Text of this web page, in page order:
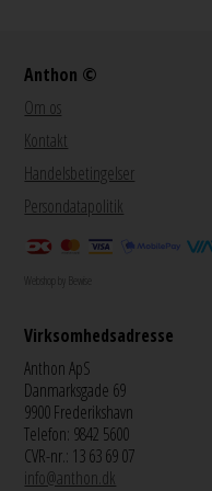
Anthon ©
Om os
Kontakt
Handelsbetingelser
Persondatapolitik
Webshop by Bewise
Virksomhedsadresse
Anthon ApS
Danmarksgade 69
9900 Frederikshavn
Telefon: 9842 5600
CVR-nr.: 13 63 69 07
info@anthon.dk